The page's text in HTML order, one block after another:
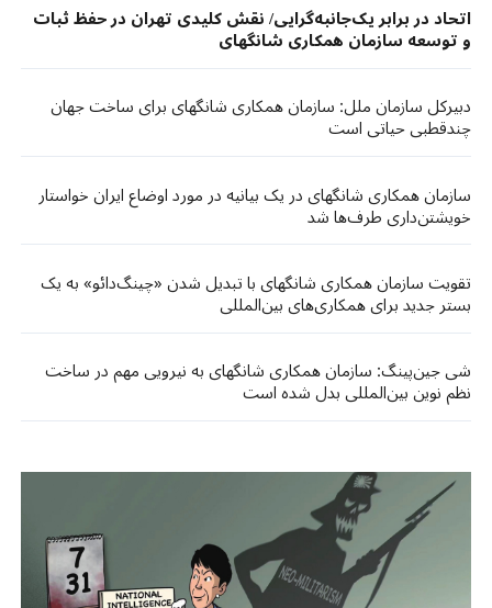
اتحاد در برابر یک‌جانبه‌گرایی/ نقش کلیدی تهران در حفظ ثبات
و توسعه سازمان همکاری شانگهای
دبیرکل سازمان ملل: سازمان همکاری شانگهای برای ساخت جهان
چندقطبی حیاتی است
سازمان همکاری شانگهای در یک بیانیه در مورد اوضاع ایران خواستار
خویشتن‌داری طرف‌ها شد
تقویت سازمان همکاری شانگهای با تبدیل شدن «چینگ‌دائو» به یک
بستر جدید برای همکاری‌های بین‌المللی
شی جین‌پینگ: سازمان همکاری شانگهای به نیرویی مهم در ساخت
نظم نوین بین‌المللی بدل شده است